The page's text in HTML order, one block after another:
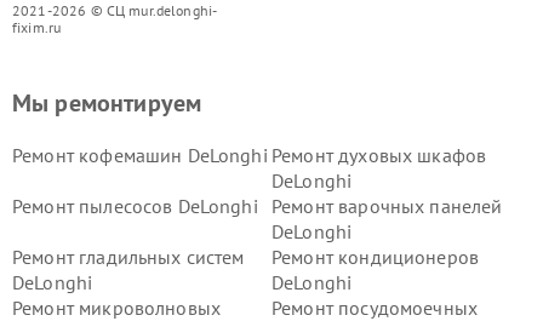
2021-2026 © СЦ mur.delonghi-
fixim.ru
Мы ремонтируем
Ремонт кофемашин DeLonghi Ремонт духовых шкафов
DeLonghi
Ремонт пылесосов DeLonghi
Ремонт варочных панелей
DeLonghi
Ремонт гладильных систем
DeLonghi
Ремонт кондиционеров
DeLonghi
Ремонт микроволновых
Ремонт посудомоечных